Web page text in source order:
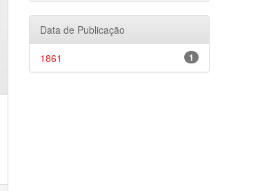
Data de Publicação
1
1861